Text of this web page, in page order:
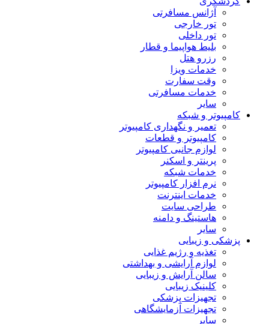
آژانس مسافرتی
تور خارجی
تور داخلی
بلیط هواپیما و قطار
رزرو هتل
خدمات ویزا
وقت سفارت
خدمات مسافرتی
سایر
کامپیوتر و شبکه
تعمیر و نگهداری کامپیوتر
کامپیوتر و قطعات
لوازم جانبی کامپیوتر
پرینتر و اسکنر
خدمات شبکه
نرم افزار کامپیوتر
خدمات اینترنت
طراحی سایت
هاستینگ و دامنه
سایر
پزشکی و زیبایی
تغذیه و رژیم غذایی
لوازم آرایشی و بهداشتی
سالن آرایش و زیبایی
کلینیک زیبایی
تجهیزات پزشکی
تجهیزات آزمایشگاهی
سایر